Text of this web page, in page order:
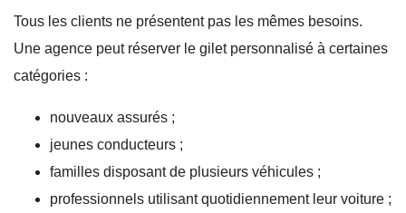
Tous les clients ne présentent pas les mêmes besoins.
Une agence peut réserver le gilet personnalisé à certaines
catégories :
nouveaux assurés ;
jeunes conducteurs ;
familles disposant de plusieurs véhicules ;
professionnels utilisant quotidiennement leur voiture ;